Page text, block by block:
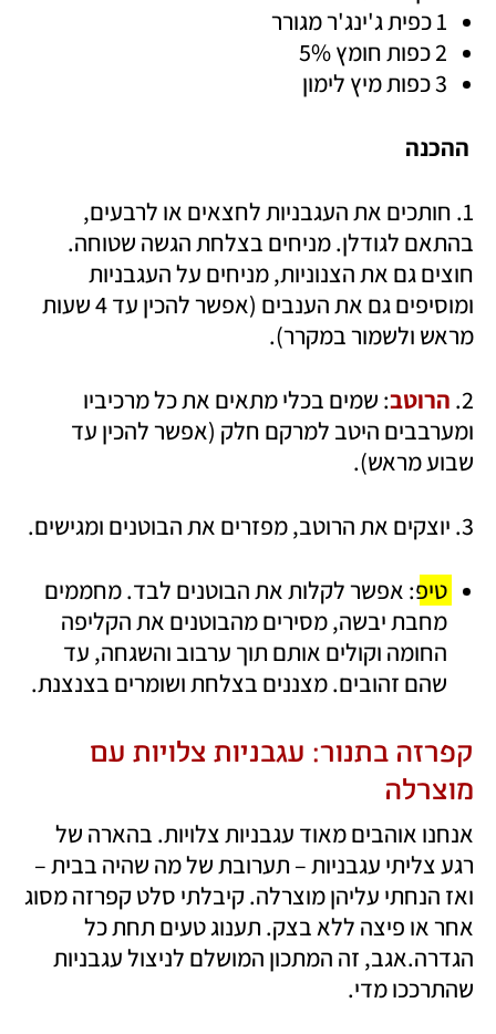
1 כפית ג'ינג'ר מגורר
2 כפות חומץ 5%
3 כפות מיץ לימון
ההכנה
מראש ולשמור במקרר).
2. הרוטב
שבוע מראש).
3. יוצקים את הרוטב, מפזרים את הבוטנים ומגישים.
טיפ
שהם זהובים. מצננים בצלחת ושומרים בצנצנת.
מוצרלה
שהתרככו מדי.